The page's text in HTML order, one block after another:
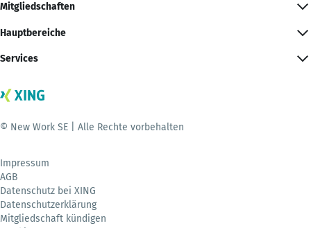
Mitgliedschaften
Hauptbereiche
Services
© New Work SE | Alle Rechte vorbehalten
Impressum
AGB
Datenschutz bei XING
Datenschutzerklärung
Mitgliedschaft kündigen